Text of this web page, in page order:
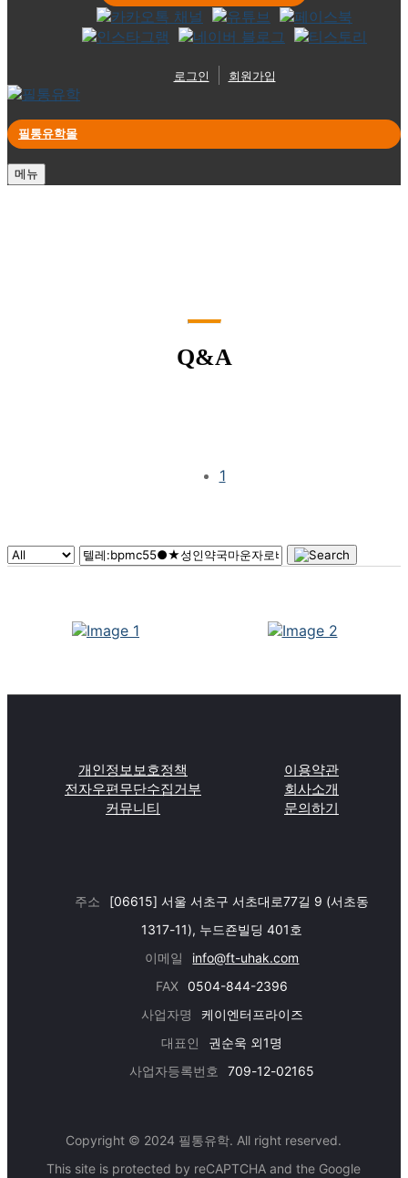
로그인 회원가입
필통유학몰
메뉴
Q&A
1
개인정보보호정책
이용약관
전자우편무단수집거부
회사소개
커뮤니티
문의하기
주소
[06615] 서울 서초구 서초대로77길 9 (서초동
1317-11), 누드죤빌딩 401호
이메일
info@ft-uhak.com
FAX
0504-844-2396
사업자명
케이엔터프라이즈
대표인
권순욱 외1명
사업자등록번호
709-12-02165
Copyright © 2024 필통유학. All right reserved.
This site is protected by reCAPTCHA and the Google